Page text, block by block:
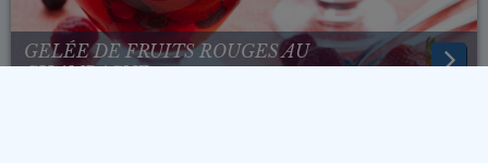
GELÉE DE FRUITS ROUGES AU
CHAMPAGNE